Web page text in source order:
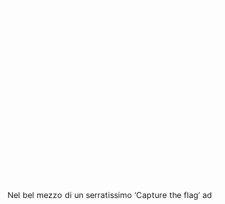
Nel bel mezzo di un serratissimo ‘Capture the flag’ ad